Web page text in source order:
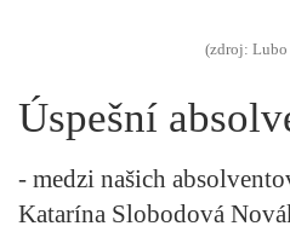
(zdroj:
Úspešní
- medzi našich
Katarína Slobodová